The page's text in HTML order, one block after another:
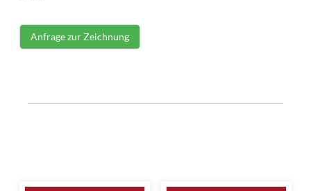
Anfrage zur Zeichnung